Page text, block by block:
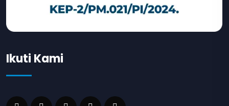
Ikuti Kami